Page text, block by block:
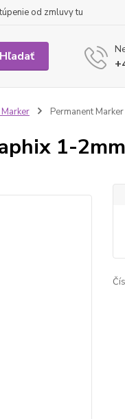
od zmluvy tu
Hľadať
Permanent
1-